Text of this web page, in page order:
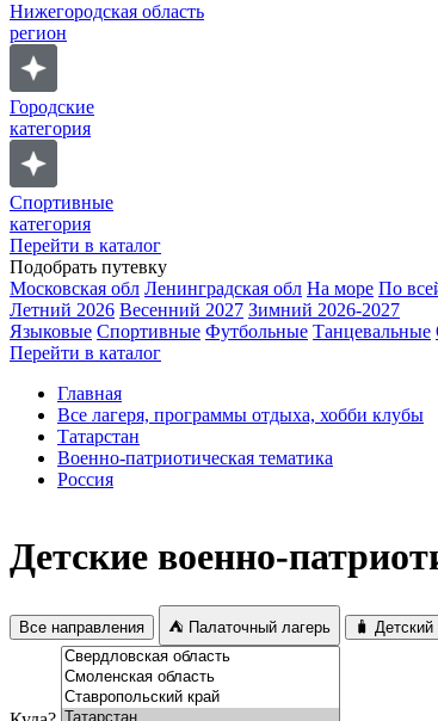
Нижегородская область
регион
Городские
категория
Спортивные
категория
Перейти в каталог
Подобрать путевку
Московская обл Ленинградская обл На море По
Летний 2026 Весенний 2027 Зимний 2026-2027
Языковые Спортивные Футбольные Танцевальные
Перейти в каталог
Главная
Все лагеря, программы отдыха, хобби клубы
Татарстан
Военно-патриотическая тематика
Россия
Детские военно-
Все направления ⛺ Палаточный лагерь 🧳 Детский